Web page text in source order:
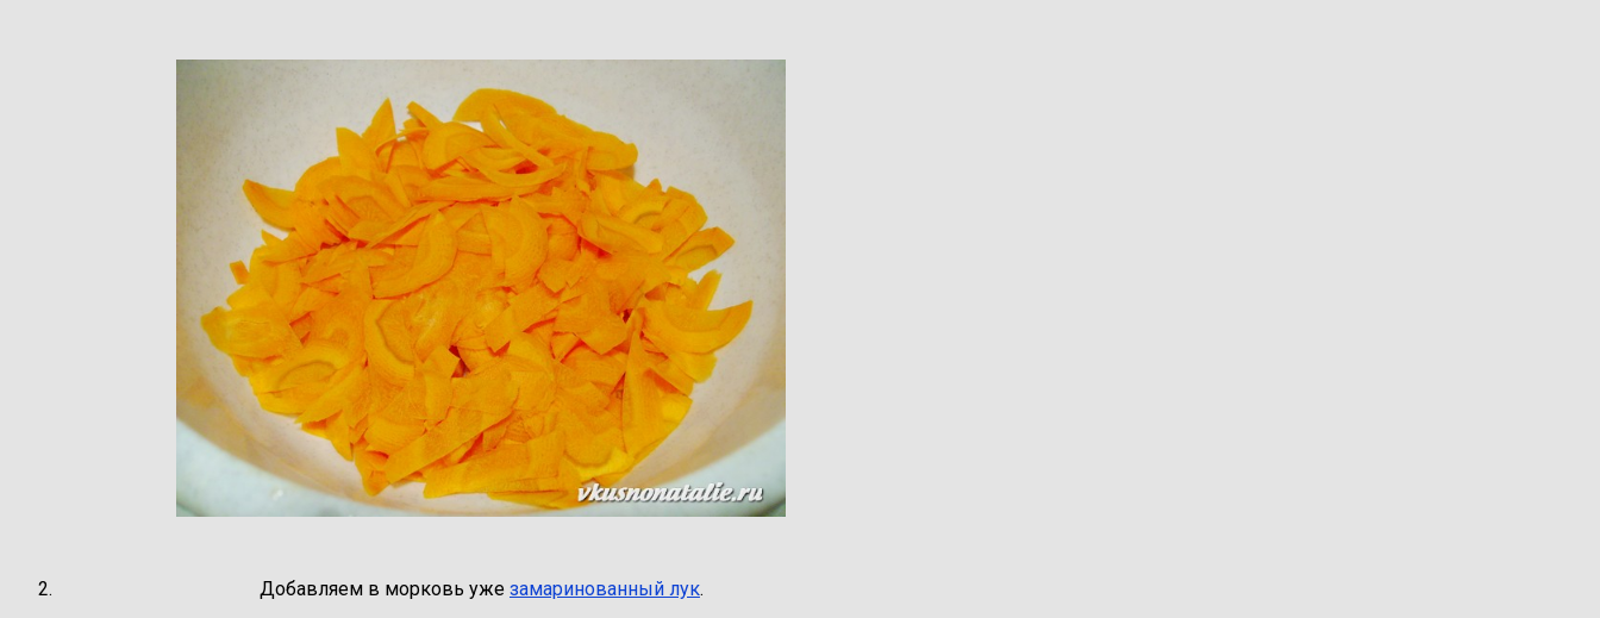
Добавляем в морковь уже замаринованный лук.